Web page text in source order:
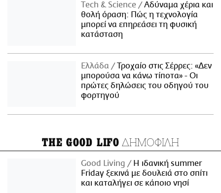
Τech & Science
Αδύναμα χέρια και
θολή όραση: Πώς η τεχνολογία
μπορεί να επηρεάσει τη φυσική
κατάσταση
Ελλάδα
Τροχαίο στις Σέρρες: «Δεν
μπορούσα να κάνω τίποτα» - Οι
πρώτες δηλώσεις του οδηγού του
φορτηγού
THE GOOD LIFO ΔΗΜΟΦΙΛΗ
Good Living
Η ιδανική summer
Friday ξεκινά με δουλειά στο σπίτι
και καταλήγει σε κάποιο νησί